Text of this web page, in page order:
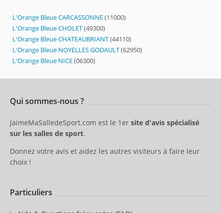
L'Orange Bleue CARCASSONNE(11000)
L'Orange Bleue CHOLET(49300)
L'Orange Bleue CHATEAUBRIANT(44110)
L'Orange Bleue NOYELLES GODAULT(62950)
L'Orange Bleue NICE(06300)
Qui sommes-nous ?
JaimeMaSalledeSport.com est le 1er site d'avis spécialisé
sur les salles de sport.
Donnez votre avis et aidez les autres visiteurs à faire leur
choix !
Particuliers